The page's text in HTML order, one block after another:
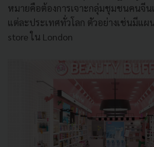
หมายคือต้องการเจาะกลุ่มชุมชนคนจีน
แต่ละประเทศทั่วโลก ตัวอย่างเช่นมีแผ
store ใน London